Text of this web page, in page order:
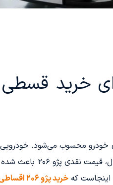
برای خرید
خودرو محسوب می‌شود.
سال‌هاست هم در خیابان‌ها
اینجاست که خریدپژو ۲۰۶ اقساطی